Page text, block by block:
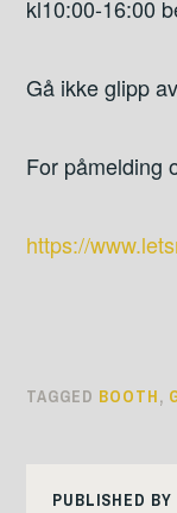
kl10:00-16:00
Gå ikke glipp
For påmelding
https://
TAGGED BOOTH,
PUBLISHED BY